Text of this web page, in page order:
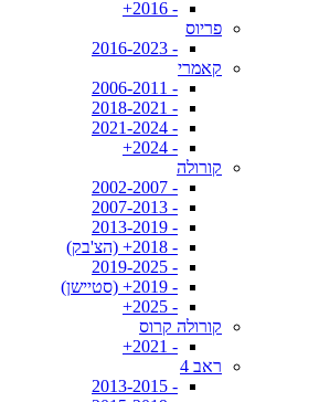
- 2016+
פריוס
- 2016-2023
קאמרי
- 2006-2011
- 2018-2021
- 2021-2024
- 2024+
קורולה
- 2002-2007
- 2007-2013
- 2013-2019
- 2018+ (הצ'בק)
- 2019-2025
- 2019+ (סטיישן)
- 2025+
קורולה קרוס
- 2021+
ראב 4
- 2013-2015